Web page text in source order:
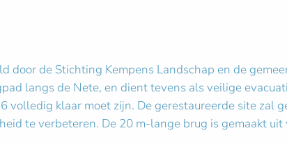
de Stichting Kempens Landschap en de
langs de Nete, en dient tevens als veilige
klaar moet zijn. De gerestaureerde site zal
te verbeteren. De 20 m-lange brug is gemaakt